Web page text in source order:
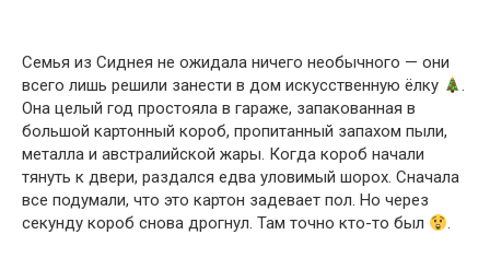
Семья из Сиднея не ожидала ничего необычного — они
всего лишь решили занести в дом искусственную ёлку
.
Она целый год простояла в гараже, запакованная в
большой картонный короб, пропитанный запахом пыли,
металла и австралийской жары. Когда короб начали
тянуть к двери, раздался едва уловимый шорох. Сначала
все подумали, что это картон задевает пол. Но через
секунду короб снова дрогнул. Там точно кто-то был
.